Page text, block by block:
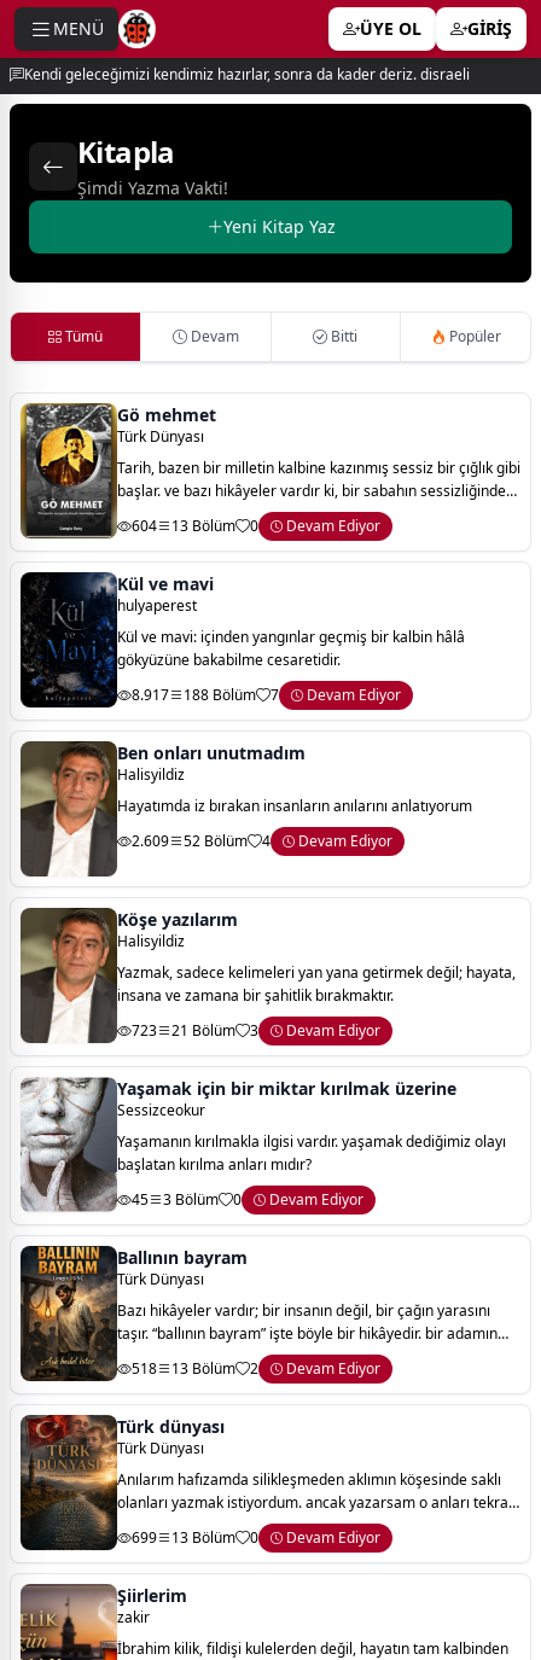
MENÜ ÜYE OL GİRİŞ
Kendi geleceğimizi kendimiz hazırlar, sonra da kader deriz. disraeli
Kitapla
Şimdi Yazma Vakti!
Yeni Kitap Yaz
Tümü Devam Bitti Popüler
Gö mehmet
Türk Dünyası
Tarih, bazen bir milletin kalbine kazınmış sessiz bir çığlık gibi
başlar. ve bazı hikâyeler vardır ki, bir sabahın sessizliğinde
kopan bir fırtınayla yazılır; geriye yalnızca duman, hatıra ve
ağır bi
604 13 Bölüm 0 Devam Ediyor
Kül ve mavi
hulyaperest
Kül ve mavi: içinden yangınlar geçmiş bir kalbin hâlâ
gökyüzüne bakabilme cesaretidir.
8.917
188 Bölüm 7 Devam Ediyor
Ben onları unutmadım
Halisyildiz
Hayatımda iz bırakan insanların anılarını anlatıyorum
2.609
52 Bölüm 4 Devam Ediyor
Köşe yazılarım
Halisyildiz
Yazmak, sadece kelimeleri yan yana getirmek değil; hayata,
insana ve zamana bir şahitlik bırakmaktır.
723
21 Bölüm 3 Devam Ediyor
Yaşamak için bir miktar kırılmak üzerine
Sessizceokur
Yaşamanın kırılmakla ilgisi vardır. yaşamak dediğimiz olayı
başlatan kırılma anları mıdır?
45
3 Bölüm 0 Devam Ediyor
Ballının bayram
Türk Dünyası
Bazı hikâyeler vardır; bir insanın değil, bir çağın yarasını
taşır. “ballının bayram” işte böyle bir hikâyedir. bir adamın
kaderine yazılmış bir son gibi görünür… ama aslında,
susanların, korkanların
518 13 Bölüm 2 Devam Ediyor
Türk dünyası
Türk Dünyası
Anılarım hafızamda silikleşmeden aklımın köşesinde saklı
olanları yazmak istiyordum. ancak yazarsam o anları tekrar
yaşayabileceğime inanıyordum. anılarımı sonsuza dek
saklamak istiyordum. çalkantılı
699 13 Bölüm 0 Devam Ediyor
Şiirlerim
zakir
İbrahim kilik, fildişi kulelerden değil, hayatın tam kalbinden
menu